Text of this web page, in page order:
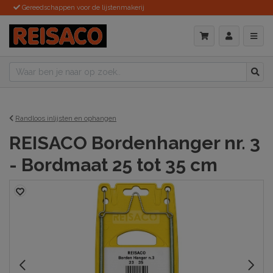
Gereedschappen voor de lijstenmakerij
Randloos inlijsten en ophangen
REISACO Bordenhanger nr. 3
- Bordmaat 25 tot 35 cm